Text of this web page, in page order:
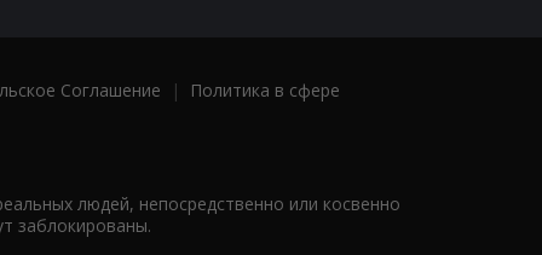
Соглашение |
Политика в сфере
людей, непосредственно или косвенно
заблокированы.